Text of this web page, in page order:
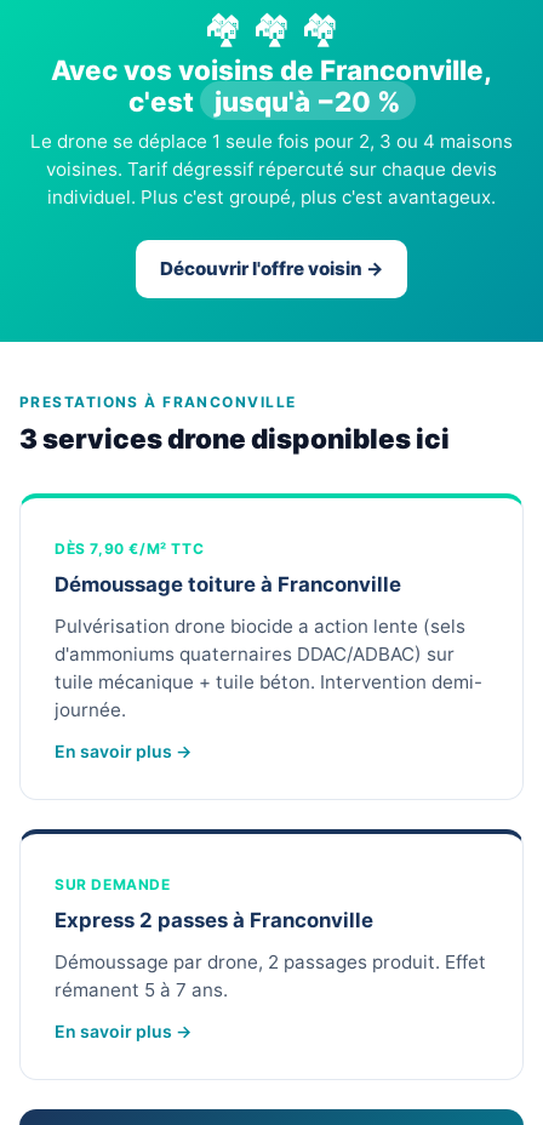
🏘️ 🏘️ 🏘️
Avec vos voisins de Franconville,
c'est
jusqu'à −20 %
Le drone se déplace 1 seule fois pour 2, 3 ou 4 maisons
voisines. Tarif dégressif répercuté sur chaque devis
individuel. Plus c'est groupé, plus c'est avantageux.
Découvrir l'offre voisin →
PRESTATIONS À FRANCONVILLE
3 services drone disponibles ici
DÈS 7,90 €/M² TTC
Démoussage toiture à Franconville
Pulvérisation drone biocide a action lente (sels
d'ammoniums quaternaires DDAC/ADBAC) sur
tuile mécanique + tuile béton. Intervention demi-
journée.
En savoir plus →
SUR DEMANDE
Express 2 passes à Franconville
Démoussage par drone, 2 passages produit. Effet
rémanent 5 à 7 ans.
En savoir plus →